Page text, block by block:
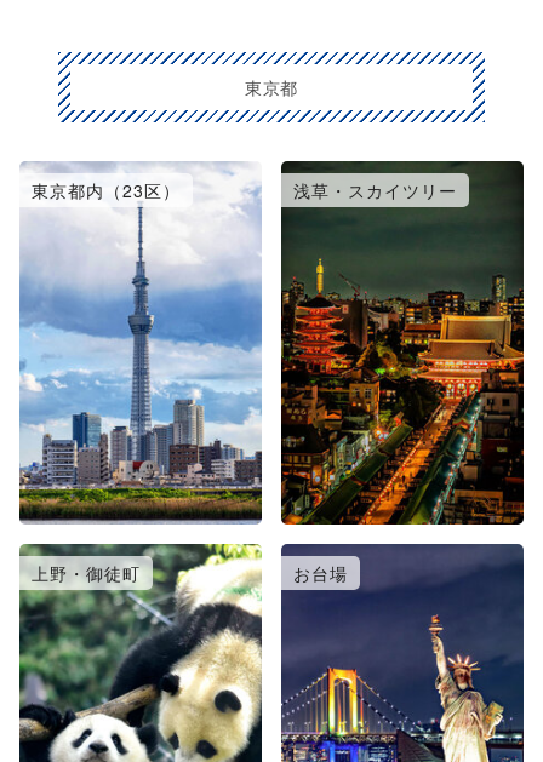
東京都
東京都内（23区） 浅草・スカイツリー
上野・御徒町 お台場